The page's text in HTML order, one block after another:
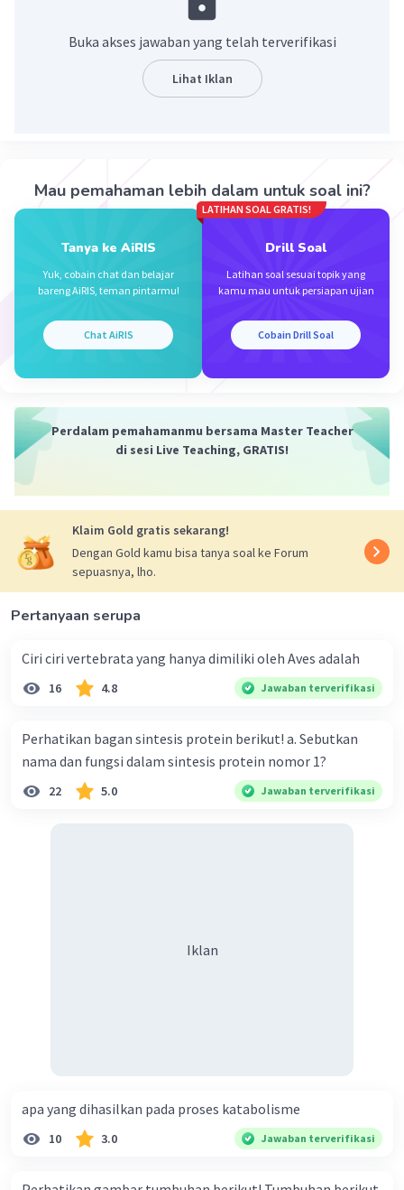
Detak jantung normal saat berolahraga berada
pada kisaran 70%-85% dari denyut jantung
maksimal. Jadi jika detak jantung maksimal Anda
Dengan demikian, jawaban yang tepat adalah
70%-85% dari denyut jantung maksimal.
Buka akses jawaban yang telah terverifikasi
Lihat Iklan
Mau pemahaman lebih dalam untuk soal ini?
Tanya ke AiRIS
Yuk, cobain chat dan belajar
bareng AiRIS, teman pintarmu!
Chat AiRIS
LATIHAN SOAL GRATIS!
Drill Soal
Latihan soal sesuai topik yang
kamu mau untuk persiapan ujian
Cobain Drill Soal
Perdalam pemahamanmu bersama Master Teacher
di sesi Live Teaching, GRATIS!
Klaim Gold gratis sekarang!
Dengan Gold kamu bisa tanya soal ke Forum
sepuasnya, lho.
Pertanyaan serupa
Ciri ciri vertebrata yang hanya dimiliki oleh Aves adalah
16 4.8 Jawaban terverifikasi
Perhatikan bagan sintesis protein berikut! a. Sebutkan
nama dan fungsi dalam sintesis protein nomor 1?
22 5.0 Jawaban terverifikasi
Iklan
apa yang dihasilkan pada proses katabolisme
10 3.0 Jawaban terverifikasi